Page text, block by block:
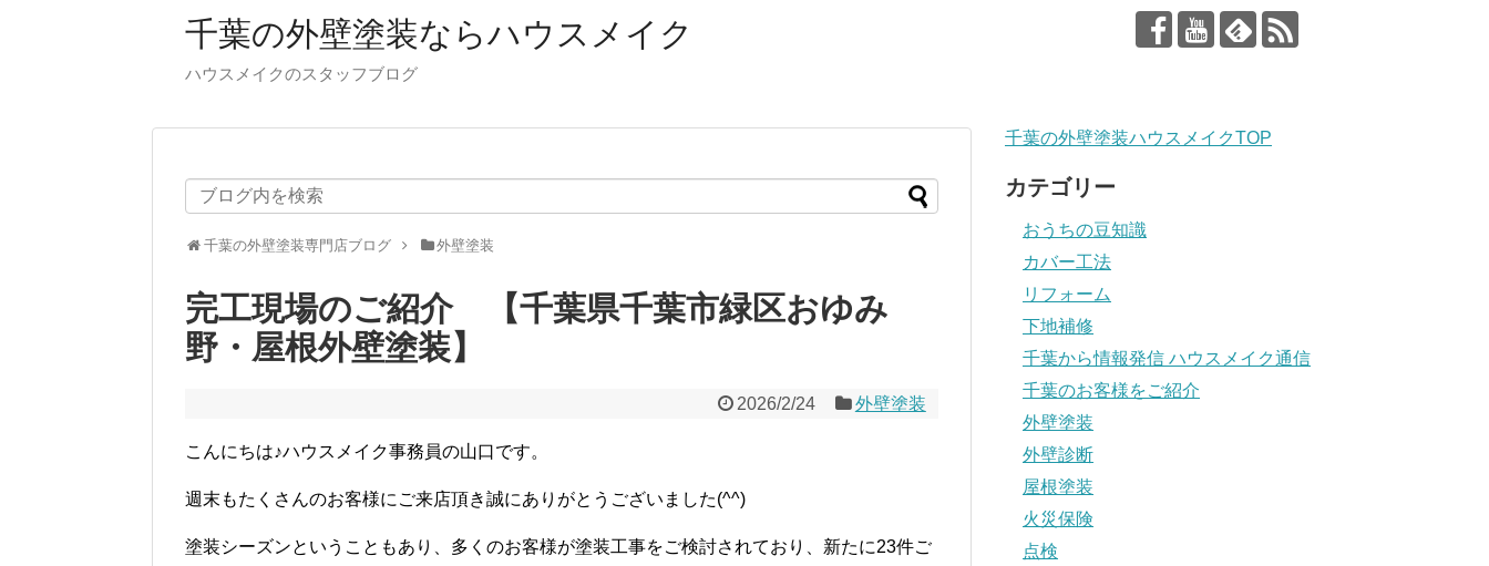
千葉の外壁塗装ならハウスメイク
ハウスメイクのスタッフブログ
千葉の外壁塗装専門店ブログ 外壁塗装
完工現場のご紹介 【千葉県千葉市緑区おゆみ
野・屋根外壁塗装】
2026/2/24 外壁塗装
こんにちは♪ハウスメイク事務員の山口です。
週末もたくさんのお客様にご来店頂き誠にありがとうございました(^^)
塗装シーズンということもあり、多くのお客様が塗装工事をご検討されており、新たに23件ご
千葉の外壁塗装ハウスメイクTOP
カテゴリー
おうちの豆知識
カバー工法
リフォーム
下地補修
千葉から情報発信 ハウスメイク通信
千葉のお客様をご紹介
外壁塗装
外壁診断
屋根塗装
火災保険
点検